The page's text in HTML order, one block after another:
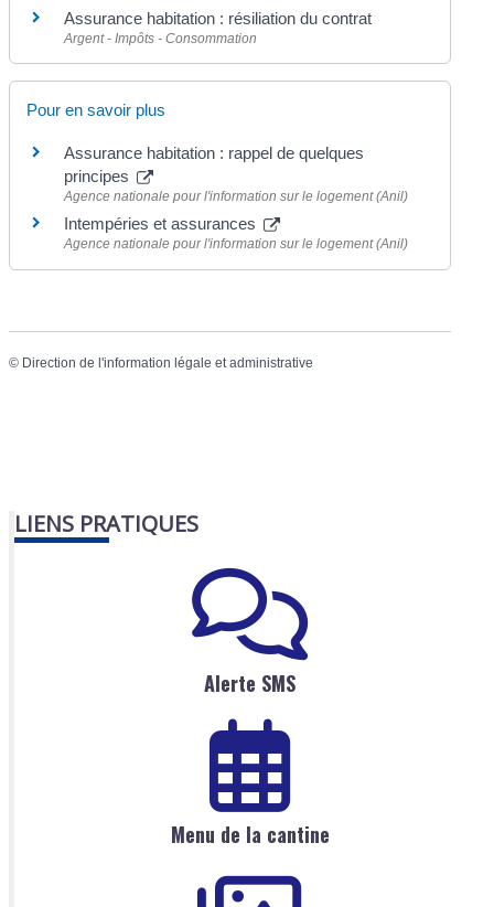
Assurance habitation : résiliation du contrat
Argent - Impôts - Consommation
Pour en savoir plus
Assurance habitation : rappel de quelques
principes
Agence nationale pour l'information sur le logement (Anil)
Intempéries et assurances
Agence nationale pour l'information sur le logement (Anil)
© Direction de l'information légale et administrative
LIENS PRATIQUES
Alerte SMS
Menu de la cantine